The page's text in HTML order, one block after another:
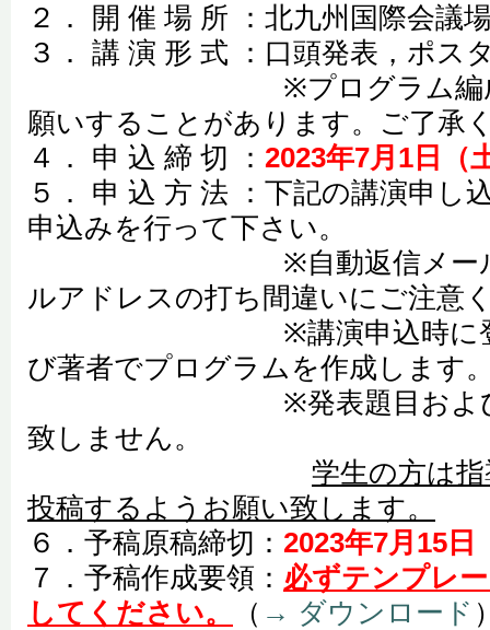
２． 開 催 場 所 ：北九州国際会議
３． 講 演 形 式 ：口頭発表，ポス
※プログラム編成の都
願いすることがあります。ご了承
４． 申 込 締 切 ： 2023年7月1日（
５． 申 込 方 法 ：下記の講演申し
申込みを行って下さい。
※自動返信メールが配
ルアドレスの打ち間違いにご注意
※講演申込時に登録さ
び著者でプログラムを作成します
※発表題目および著者
致しません。
学生の方は
投稿するようお願い致します。
６．予稿原稿締切： 2023年7月15日
７．予稿作成要領： 必ずテンプレ
してください。
（ → ダウンロード